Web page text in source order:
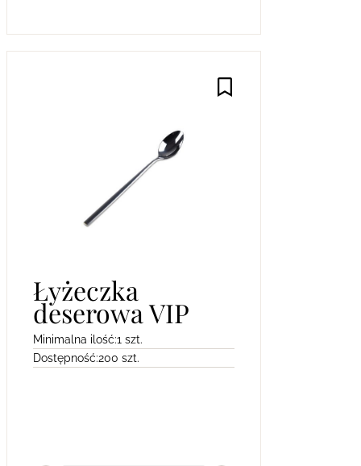
Łyżeczka
deserowa VIP
Minimalna ilość:1 szt.
Dostępność:200 szt.